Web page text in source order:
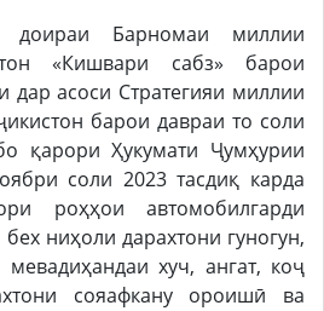
Барномаи миллии
«Кишвари сабз» барои
дар асоси Стратегияи миллии
барои давраи то соли
қарори Ҳукумати Ҷумҳурии
соли 2023 тасдиқ карда
роҳҳои автомобилгарди
ниҳоли дарахтони гуногун,
хуч, ангат, коҷ
сояафкану ороишӣ ва